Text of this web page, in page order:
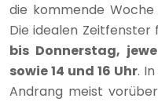
die kommende
Die idealen Zeitfenster
bis Donnerstag,
sowie 14 und 16 Uhr.
Andrang meist